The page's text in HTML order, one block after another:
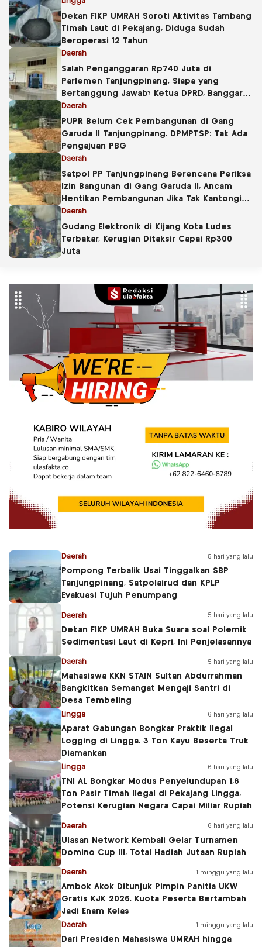
Dekan FIKP UMRAH Soroti Aktivitas Tambang
Timah Laut di Pekajang, Diduga Sudah
Beroperasi 12 Tahun
Daerah
Salah Penganggaran Rp740 Juta di
Parlemen Tanjungpinang, Siapa yang
Bertanggung Jawab? Ketua DPRD, Banggar
atau Sekretaris DPRD?
Daerah
PUPR Belum Cek Pembangunan di Gang
Garuda II Tanjungpinang, DPMPTSP: Tak Ada
Pengajuan PBG
Daerah
Satpol PP Tanjungpinang Berencana Periksa
Izin Bangunan di Gang Garuda II, Ancam
Hentikan Pembangunan Jika Tak Kantongi
PBG
Daerah
Gudang Elektronik di Kijang Kota Ludes
Terbakar, Kerugian Ditaksir Capai Rp300
Juta
Daerah 5 hari yang lalu
Pompong Terbalik Usai Tinggalkan SBP
Tanjungpinang, Satpolairud dan KPLP
Evakuasi Tujuh Penumpang
Daerah 5 hari yang lalu
Dekan FIKP UMRAH Buka Suara soal Polemik
Sedimentasi Laut di Kepri, Ini Penjelasannya
Daerah 5 hari yang lalu
Mahasiswa KKN STAIN Sultan Abdurrahman
Bangkitkan Semangat Mengaji Santri di
Desa Tembeling
Lingga 6 hari yang lalu
Aparat Gabungan Bongkar Praktik Ilegal
Logging di Lingga, 3 Ton Kayu Beserta Truk
Diamankan
Lingga 6 hari yang lalu
TNI AL Bongkar Modus Penyelundupan 1,6
Ton Pasir Timah Ilegal di Pekajang Lingga,
Potensi Kerugian Negara Capai Miliar Rupiah
Daerah 6 hari yang lalu
Ulasan Network Kembali Gelar Turnamen
Domino Cup III, Total Hadiah Jutaan Rupiah
Daerah 1 minggu yang lalu
Ambok Akok Ditunjuk Pimpin Panitia UKW
Gratis KJK 2026, Kuota Peserta Bertambah
Jadi Enam Kelas
Daerah 1 minggu yang lalu
Dari Presiden Mahasiswa UMRAH hingga